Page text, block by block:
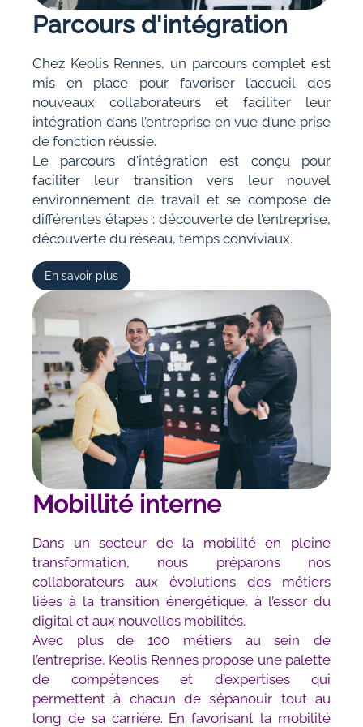
Parcours d'intégration
Chez Keolis Rennes, un parcours complet est
mis en place pour favoriser l’accueil des
nouveaux collaborateurs et faciliter leur
intégration dans l’entreprise en vue d’une prise
de fonction réussie.
Le parcours d'intégration est conçu pour
faciliter leur transition vers leur nouvel
environnement de travail et se compose de
différentes étapes : découverte de l’entreprise,
découverte du réseau, temps conviviaux.
En savoir plus
Mobillité interne
Dans un secteur de la mobilité en pleine
transformation, nous préparons nos
collaborateurs aux évolutions des métiers
liées à la transition énergétique, à l’essor du
digital et aux nouvelles mobilités.
Avec plus de 100 métiers au sein de
l’entreprise, Keolis Rennes propose une palette
de compétences et d’expertises qui
permettent à chacun de s’épanouir tout au
long de sa carrière. En favorisant la mobilité